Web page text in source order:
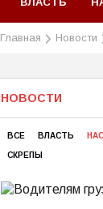
Главная Новости
НОВОСТИ
ВСЕ ВЛАСТЬ
СКРЕПЫ